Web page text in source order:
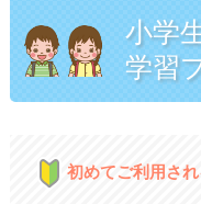
小学
学習
初めてご利用さ